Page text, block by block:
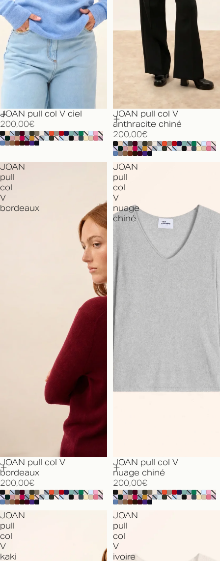
JOAN pull col V ciel
200,00€
JOAN pull col V
anthracite chiné
200,00€
JOAN
pull
col
V
bordeaux
JOAN pull col V
bordeaux
200,00€
JOAN
pull
col
V
nuage
chiné
JOAN pull col V
nuage chiné
200,00€
JOAN
pull
col
V
kaki
JOAN
pull
col
V
ivoire